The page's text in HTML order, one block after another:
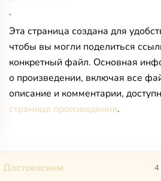
.
Эта страница создана для
чтобы вы могли поделиться
конкретный файл. Основная
о произведении, включая все
описание и комментарии,
странице произведения.
Достоевским 4